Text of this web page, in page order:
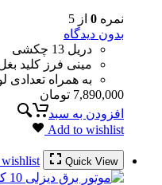
نمره 0 از 5
بدون دیدگاه
دریل 13 چکشی
مینی فرز کلید
به همراه تعدادی
7,890,000 تومان
افزودن به سبد
Add to wishlist
Quick View